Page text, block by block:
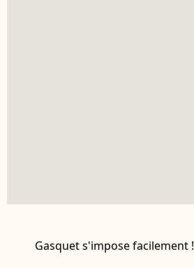
Gasquet s'impose facilement !